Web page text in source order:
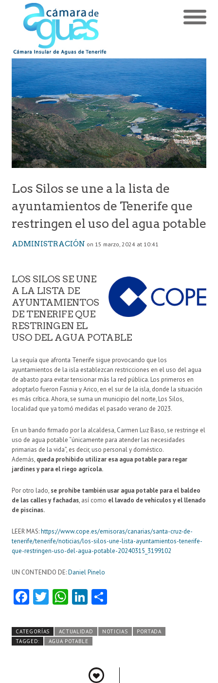
Los Silos se une a la lista de
ayuntamientos de Tenerife que
restringen el uso del agua potable
ADMINISTRACIÓN on 15 marzo, 2024 at 10:41
LOS SILOS SE UNE
A LA LISTA DE
AYUNTAMIENTOS
DE TENERIFE QUE
RESTRINGEN EL
USO DEL AGUA POTABLE
La sequía que afronta Tenerife sigue provocando que los
ayuntamientos de la isla establezcan restricciones en el uso del agua
de abasto para evitar tensionar más la red pública. Los primeros en
adoptarlo fueron Fasnia y Arico, en el sur de la isla, donde la situación
es más crítica. Ahora, se suma un municipio del norte, Los Silos,
localidad que ya tomó medidas el pasado verano de 2023.
En un bando firmado por la alcaldesa, Carmen Luz Baso, se restringe el
uso de agua potable “únicamente para atender las necesidades
primarias de la vida”, es decir, uso personal y doméstico.
Además, queda prohibido utilizar esa agua potable para regar
jardines y para el riego agrícola.
Por otro lado, se prohíbe también usar agua potable para el baldeo
de las calles y fachadas, así como el lavado de vehículos y el llenado
de piscinas.
LEER MAS:https://www.cope.es/emisoras/canarias/santa-cruz-de-
tenerife/tenerife/noticias/los-silos-une-lista-ayuntamientos-tenerife-
que-restringen-uso-del-agua-potable-20240315_3199102
UN CONTENIDO DE:Daniel Pinelo
Fa
b
o
T
itt
er
W
ts
A
Li
e
dI
m
CATEGORÍAS ACTUALIDAD NOTICIAS
PORTADA
TAGGED:
AGUA POTABLE